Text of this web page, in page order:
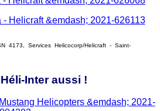
4173, Services Helicocorp/Helicraft - Saint-
Inter aussi !